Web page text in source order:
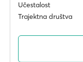
Učestalost
Trajektna društva